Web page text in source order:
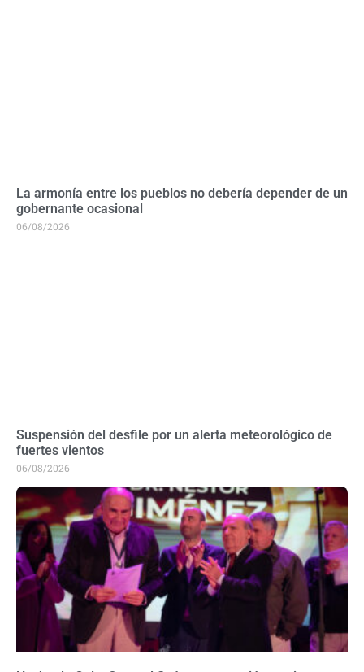
La armonía entre los pueblos no debería depender de un
gobernante ocasional
06/08/2026
Suspensión del desfile por un alerta meteorológico de
fuertes vientos
06/08/2026